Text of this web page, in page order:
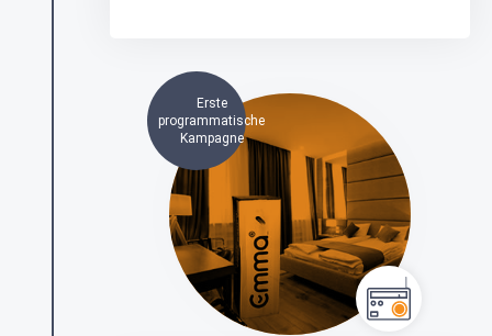
Erste
programmatische
Kampagne